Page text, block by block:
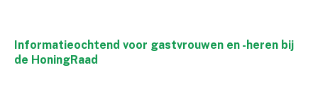
Informatieochtend voor gastvrouwen en -heren bij
de HoningRaad